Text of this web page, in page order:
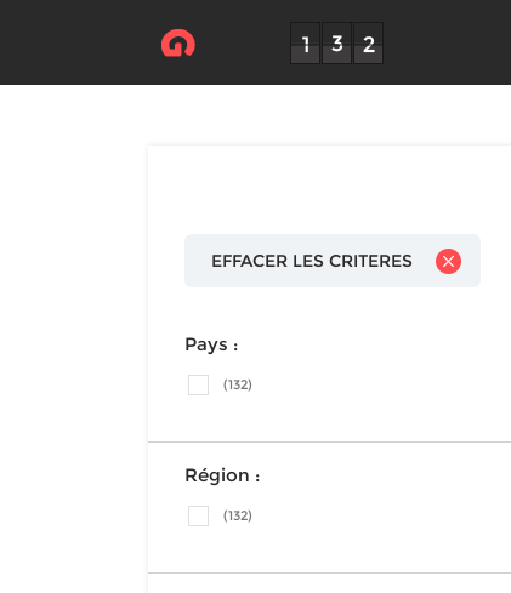
EFFACER LES CRITERES
Pays :
(132)
Région :
(132)